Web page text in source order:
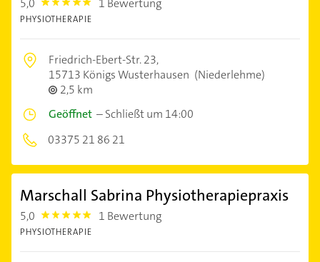
5,0 5.0 1 Bewertung
PHYSIOTHERAPIE
Friedrich-Ebert-Str. 23,
15713 Königs Wusterhausen (Niederlehme)
2,5 km
Geöffnet –Schließt um 14:00
03375 21 86 21
Marschall Sabrina Physiotherapiepraxis
5,0 5.0 1 Bewertung
PHYSIOTHERAPIE